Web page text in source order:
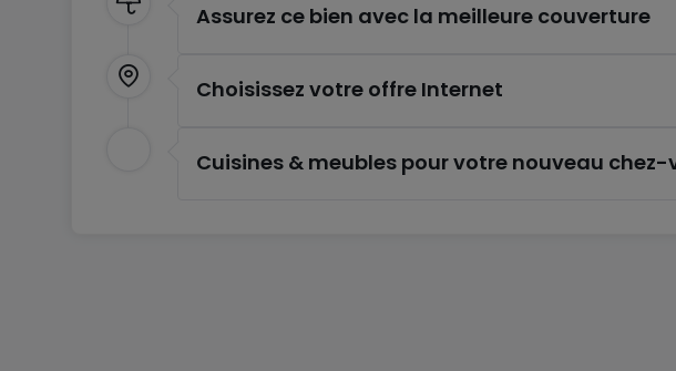
Assurez ce bien avec la meilleure couverture
Choisissez votre offre Internet
Cuisines & meubles pour votre nouveau chez-